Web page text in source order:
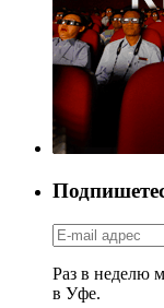
Раз в неделю
в Уфе.